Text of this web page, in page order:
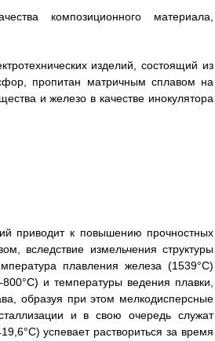
композиционного материала,
изделий, состоящий из
пропитан матричным сплавом на
и железо в качестве инокулятора
приводит к повышению прочностных
вследствие измельчения структуры
плавления железа (1539°С)
и температуры ведения плавки,
образуя при этом мелкодисперсные
и в свою очередь служат
успевает раствориться за время